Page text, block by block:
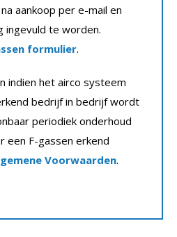
aankoop per e-mail en
ingevuld te worden.
formulier.
indien het airco systeem
bedrijf in bedrijf wordt
periodiek onderhoud
F-gassen erkend
Voorwaarden.